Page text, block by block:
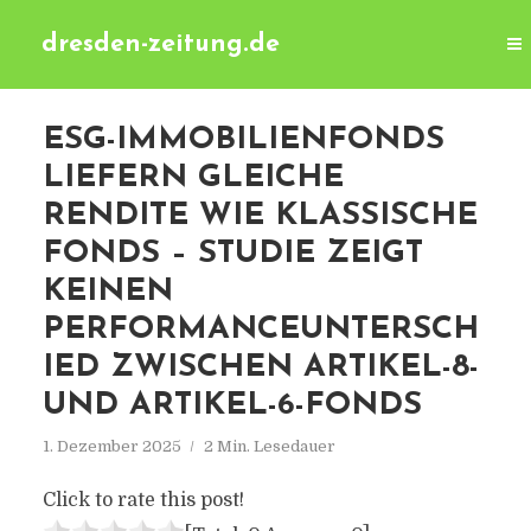
dresden-zeitung.de
ESG-IMMOBILIENFONDS
LIEFERN GLEICHE
RENDITE WIE KLASSISCHE
FONDS – STUDIE ZEIGT
KEINEN
PERFORMANCEUNTERSCH
IED ZWISCHEN ARTIKEL-8-
UND ARTIKEL-6-FONDS
1. Dezember 2025 2 Min. Lesedauer
Click to rate this post!